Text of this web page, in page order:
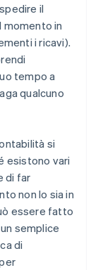
il
momento in
i ricavi).
tempo a
qualcuno
si
esistono vari
di far
non lo sia in
essere fatto
semplice
di